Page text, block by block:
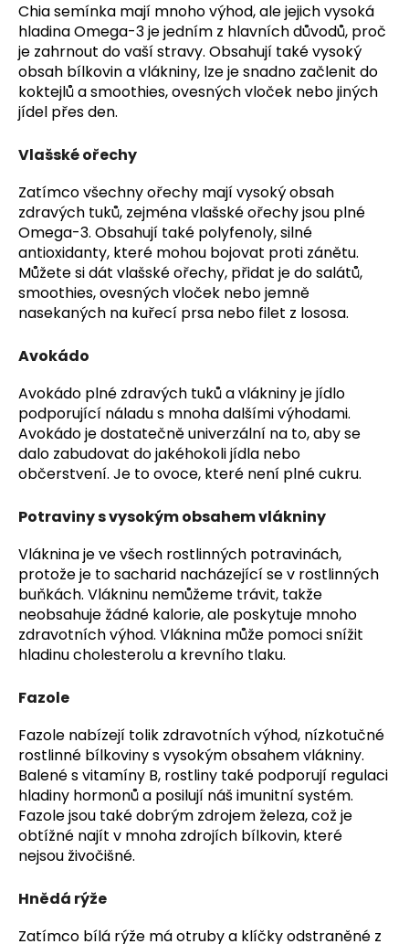
Chia semínka mají mnoho výhod, ale jejich vysoká
hladina Omega-3 je jedním z hlavních důvodů, proč
je zahrnout do vaší stravy. Obsahují také vysoký
obsah bílkovin a vlákniny, lze je snadno začlenit do
koktejlů a smoothies, ovesných vloček nebo jiných
jídel přes den.
Vlašské ořechy
Zatímco všechny ořechy mají vysoký obsah
zdravých tuků, zejména vlašské ořechy jsou plné
Omega-3. Obsahují také polyfenoly, silné
antioxidanty, které mohou bojovat proti zánětu.
Můžete si dát vlašské ořechy, přidat je do salátů,
smoothies, ovesných vloček nebo jemně
nasekaných na kuřecí prsa nebo filet z lososa.
Avokádo
Avokádo plné zdravých tuků a vlákniny je jídlo
podporující náladu s mnoha dalšími výhodami.
Avokádo je dostatečně univerzální na to, aby se
dalo zabudovat do jakéhokoli jídla nebo
občerstvení. Je to ovoce, které není plné cukru.
Potraviny s vysokým obsahem vlákniny
Vláknina je ve všech rostlinných potravinách,
protože je to sacharid nacházející se v rostlinných
buňkách. Vlákninu nemůžeme trávit, takže
neobsahuje žádné kalorie, ale poskytuje mnoho
zdravotních výhod. Vláknina může pomoci snížit
hladinu cholesterolu a krevního tlaku.
Fazole
Fazole nabízejí tolik zdravotních výhod, nízkotučné
rostlinné bílkoviny s vysokým obsahem vlákniny.
Balené s vitamíny B, rostliny také podporují regulaci
hladiny hormonů a posilují náš imunitní systém.
Fazole jsou také dobrým zdrojem železa, což je
obtížné najít v mnoha zdrojích bílkovin, které
nejsou živočišné.
Hnědá rýže
Zatímco bílá rýže má otruby a klíčky odstraněné z